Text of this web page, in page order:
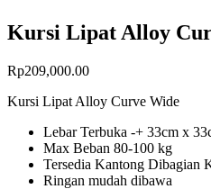
Kursi Lipat Alloy
Rp209,000.00
Kursi Lipat Alloy Curve Wide
Lebar Terbuka -+ 33cm x
Max Beban 80-100 kg
Tersedia Kantong Dibagian
Ringan mudah dibawa